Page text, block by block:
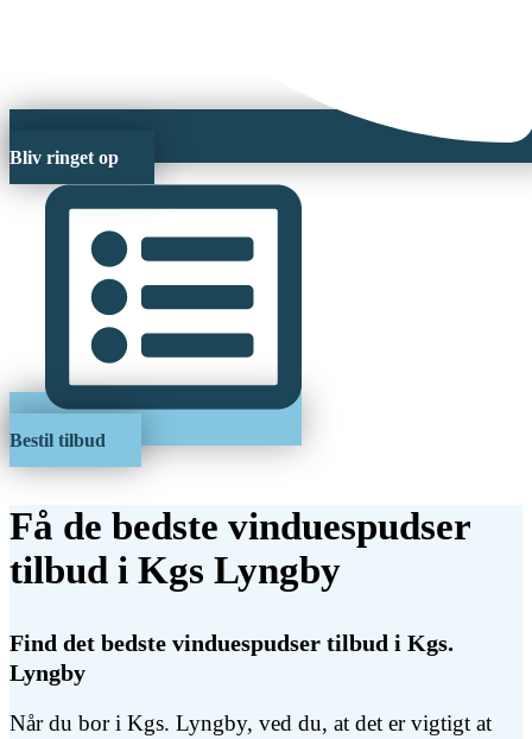
Bliv ringet op
Bestil tilbud
Få de bedste vinduespudser
tilbud i Kgs Lyngby
Find det bedste vinduespudser tilbud i Kgs.
Lyngby
Når du bor i Kgs. Lyngby, ved du, at det er vigtigt at